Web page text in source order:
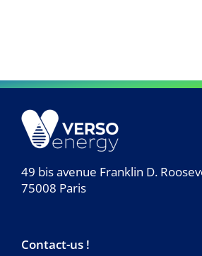
49 bis avenue Franklin D.
75008 Paris
Contact-us !